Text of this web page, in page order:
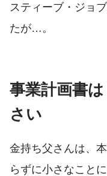
スティーブ・ジョ
たが…。
事業計画書
さい
金持ち父さんは、
らずに小さなこと